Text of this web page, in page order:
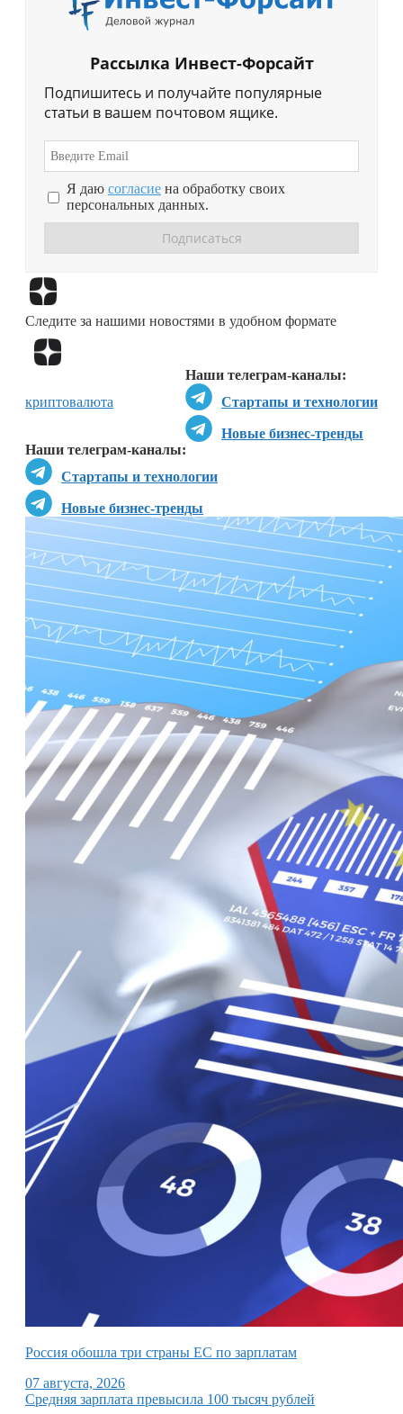
Рассылка Инвест-Форсайт
Подпишитесь и получайте популярные
статьи в вашем почтовом ящике.
Я даю согласие на обработку своих
персональных данных.
Следите за нашими новостями в удобном формате
Наши телеграм-каналы:
Стартапы и технологии
Новые бизнес-тренды
Наши телеграм-каналы:
Стартапы и технологии
Новые бизнес-тренды
криптовалюта
Россия обошла три страны ЕС по зарплатам
07 августа, 2026
Средняя зарплата превысила 100 тысяч рублей